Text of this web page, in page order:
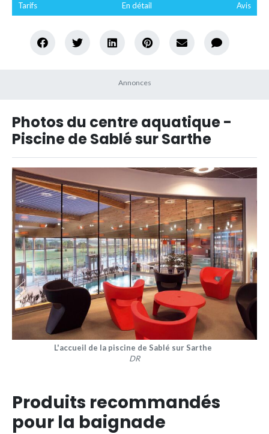
Tarifs En détail Avis
Photos du centre aquatique -
Piscine de Sablé sur Sarthe
L'accueil de la piscine de Sablé sur Sarthe
DR
Produits recommandés
pour la baignade